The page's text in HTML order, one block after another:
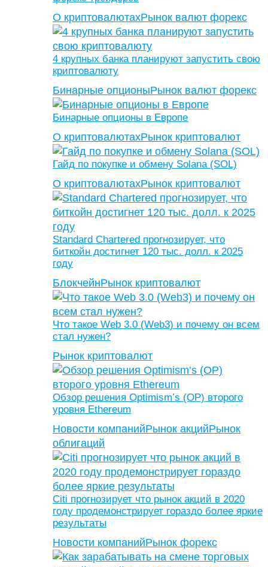
О криптовалютахРынок валют форекс
4 крупных банка планируют запустить свою
криптовалюту
Бинарные опционыРынок валют форекс
Бинарные опционы в Европе
О криптовалютахРынок криптовалют
Гайд по покупке и обмену Solana (SOL)
О криптовалютахРынок криптовалют
Standard Chartered прогнозирует, что
биткойн достигнет 120 тыс. долл. к 2025
году
БлокчейнРынок криптовалют
Что такое Web 3.0 (Web3) и почему он всем
стал нужен?
Рынок криптовалют
Обзор решения Optimism’s (OP) второго
уровня Ethereum
Новости компанийРынок акцийРынок
облигаций
Citi прогнозирует что рынок акций в 2020
году продемонстрирует гораздо более яркие
результаты
Новости компанийРынок форекс